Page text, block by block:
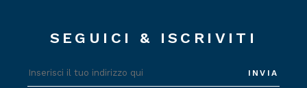
SEGUICI & ISCRIVITI
INVIA